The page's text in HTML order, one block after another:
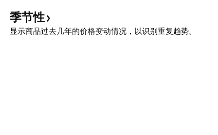
季节性
显示商品过去几年的价格变动情况，以识别重复趋势。